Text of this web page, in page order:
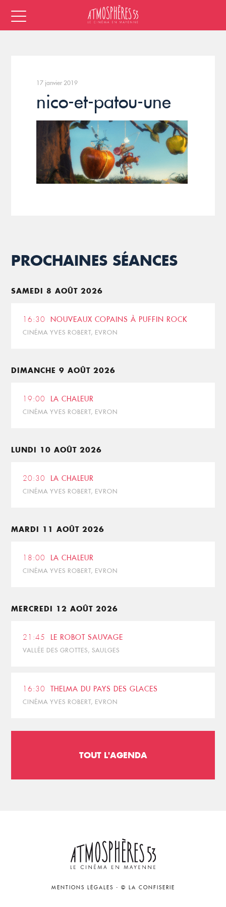
17 janvier 2019
nico-et-patou-une
PROCHAINES SÉANCES
SAMEDI 8 AOÛT 2026
16:30 NOUVEAUX COPAINS À PUFFIN ROCK
CINÉMA YVES ROBERT, EVRON
DIMANCHE 9 AOÛT 2026
19:00 LA CHALEUR
CINÉMA YVES ROBERT, EVRON
LUNDI 10 AOÛT 2026
20:30 LA CHALEUR
CINÉMA YVES ROBERT, EVRON
MARDI 11 AOÛT 2026
18:00 LA CHALEUR
CINÉMA YVES ROBERT, EVRON
MERCREDI 12 AOÛT 2026
21:45 LE ROBOT SAUVAGE
VALLÉE DES GROTTES, SAULGES
16:30 THELMA DU PAYS DES GLACES
CINÉMA YVES ROBERT, EVRON
TOUT L'AGENDA
MENTIONS LÉGALES - © LA CONFISERIE